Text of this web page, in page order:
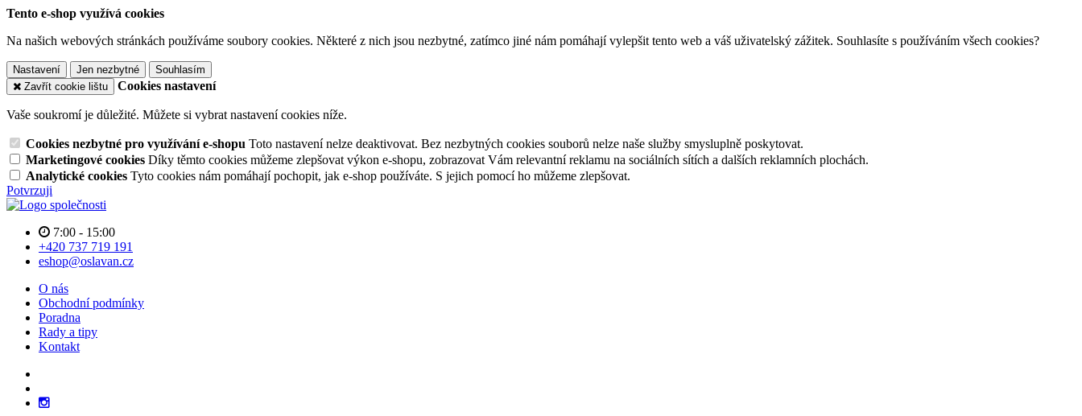
Tento e-shop využívá cookies
Na našich webových stránkách používáme soubory cookies. Některé z nich jsou nezbytné, zatímco jiné nám pomáhají vylepšit tento web a váš uživatelský zážitek. Souhlasíte s používáním všech cookies?
Nastavení Jen nezbytné
Souhlasím
Zavřít cookie lištu
Cookies nastavení
Vaše soukromí je důležité. Můžete si vybrat nastavení cookies níže.
Cookies nezbytné pro využívání e-shopu Toto nastavení nelze deaktivovat. Bez nezbytných cookies souborů nelze naše služby smysluplně poskytovat.
Marketingové cookies Díky těmto cookies můžeme zlepšovat výkon e-shopu, zobrazovat Vám relevantní reklamu na sociálních sítích a dalších reklamních plochách.
Analytické cookies Tyto cookies nám pomáhají pochopit, jak e-shop používáte. S jejich pomocí ho můžeme zlepšovat.
Potvrzuji
7:00 - 15:00
+420 737 719 191
eshop@oslavan.cz
O nás
Obchodní podmínky
Poradna
Rady a tipy
Kontakt